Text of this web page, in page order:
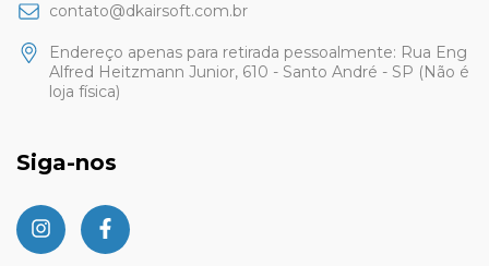
contato@dkairsoft.com.br
Endereço apenas para retirada pessoalmente: Rua Eng
Alfred Heitzmann Junior, 610 - Santo André - SP (Não é
loja física)
Siga-nos